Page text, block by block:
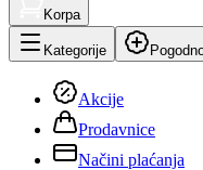
Korpa
Kategorije
Akcije
Prodavnice
Načini plaćanja